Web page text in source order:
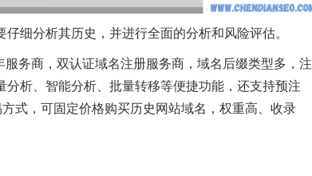
仔细分析其历史，并进行全面的分析和风险评估。
服务商，双认证域名注册服务商，域名后缀类型多，注
析、智能分析、批量转移等便捷功能，还支持预注
式，可固定价格购买历史网站域名，权重高、收录